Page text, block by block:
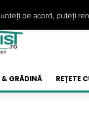
& GRĂDINĂ REȚETE
de acord, puteți